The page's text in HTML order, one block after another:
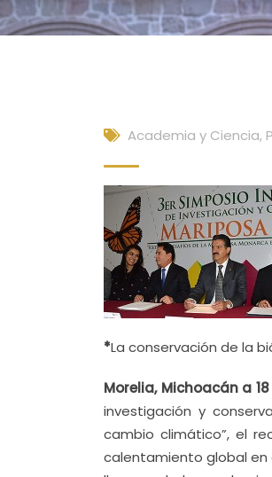
Academia y Ciencia,
*La conservación de la
Morelia, Michoacán a
investigación y
cambio climático”, el
calentamiento global en